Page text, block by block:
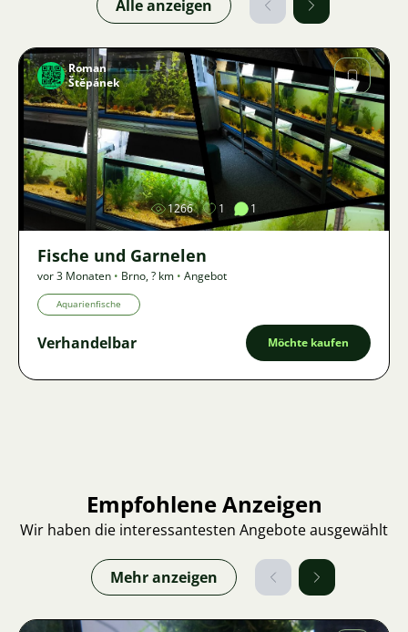
Alle anzeigen
Bild
Roman
Štěpánek
1266 1 1
Fische und Garnelen
vor 3 Monaten • Brno,? km • Angebot
Aquarienfische
Verhandelbar Möchte kaufen
Empfohlene Anzeigen
Wir haben die interessantesten Angebote ausgewählt
Mehr anzeigen